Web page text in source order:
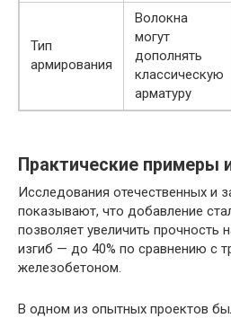
Тип
армирования
Волокна
могут
дополнять
классическую
арматуру
Практические примеры
Исследования отечественных и
показывают, что добавление
позволяет увеличить прочность
изгиб — до 40% по сравнению с
железобетоном.
В одном из опытных проектов